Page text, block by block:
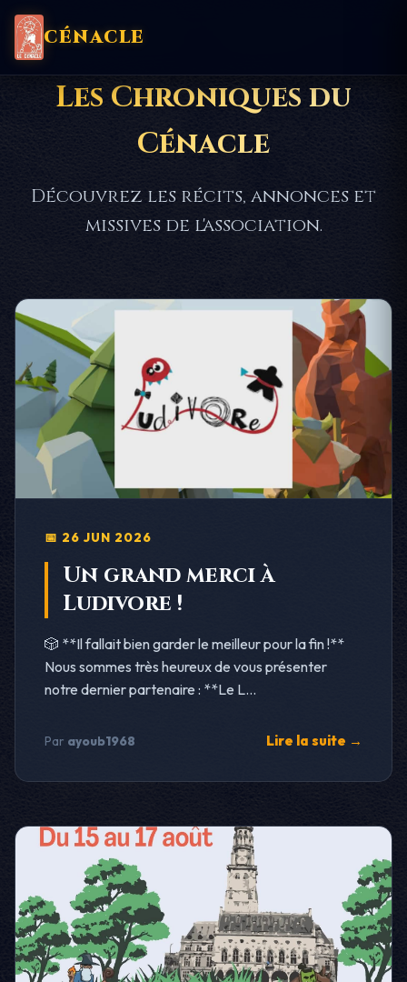
CÉNACLE
Les Chroniques du
Cénacle
Découvrez les récits, annonces et
missives de l'association.
📅 26 JUN 2026
Un grand merci à
Ludivore !
🎲 **Il fallait bien garder le meilleur pour la fin !**
Nous sommes très heureux de vous présenter
notre dernier partenaire : **Le L...
Par ayoub1968 Lire la suite →